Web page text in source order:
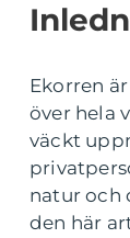
Ekorren
över hela
väckt
natur och
den här